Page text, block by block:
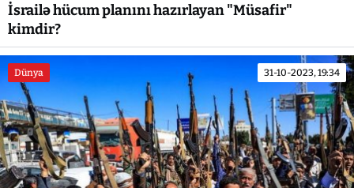
İsrailə hücum planını hazırlayan "Müsafir"
kimdir?
Dünya 31-10-2023, 19:34